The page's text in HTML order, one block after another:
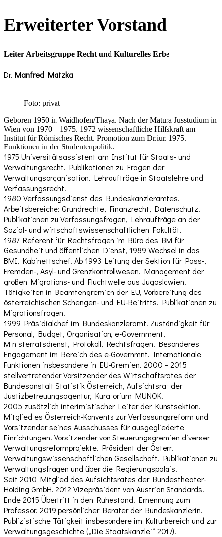
Erweiterter Vorstand
Leiter Arbeitsgruppe Recht und Kulturelles Erbe
Dr. Manfred Matzka
Foto: privat
Geboren 1950 in Waidhofen/Thaya. Nach der Matura Jusstudium in
Wien von 1970 – 1975. 1972 wissenschaftliche Hilfskraft am
Institut für Römisches Recht. Promotion zum Dr.iur. 1975.
Funktionen in der Studentenpolitik.
1975 Universitätsassistent am Institut für Staats- und
Verwaltungsrecht. Publikationen zu Fragen der
Verwaltungsorganisation. Lehraufträge in Staatslehre und
Verfassungsrecht.
1980 Verfassungsdienst des Bundeskanzleramtes.
Arbeitsbereiche: Grundrechte, Finanzrecht, Datenschutz.
Publikationen zu Verfassungsfragen, Lehraufträge an der
Sozial- und wirtschaftswissenschaftlichen Fakultät.
1987 Referent für Rechtsfragen im Büro des BM für
Gesundheit und öffentlichen Dienst, 1989 Wechsel in das
BMI, Kabinettschef. Ab 1993 Leitung der Sektion für Pass-,
Fremden-, Asyl- und Grenzkontrollwesen. Management der
großen Migrations- und Fluchtwelle aus Jugoslawien.
Tätigkeiten in Beamtengremien der EU, Vorbereitung des
österreichischen Schengen- und EU-Beitritts. Publikationen zu
Migrationsfragen.
1999 Präsidialchef im Bundeskanzleramt. Zuständigkeit für
Personal, Budget, Organisation, e-Government,
Ministerratsdienst, Protokoll, Rechtsfragen. Besonderes
Engagement im Bereich des e-Governmnt. Internationale
Funktionen insbesondere in EU-Gremien. 2000 – 2015
stellvertretender Vorsitzender des Wirtschaftsrates der
Bundesanstalt Statistik Österreich, Aufsichtsrat der
Justizbetreuungsagentur, Kuratorium MUNOK.
2005 zusätzlich interimistischer Leiter der Kunstsektion.
Mitglied es Österreich-Konvents zur Verfassungsreform und
Vorsitzender seines Ausschusses für ausgegliederte
Einrichtungen. Vorsitzender von Steuerungsgremien diverser
Verwaltungsreformprojekte. Präsident der Österr.
Verwaltungswissenschaftlichen Gesellschaft. Publikationen zu
Verwaltungsfragen und über die Regierungspalais.
Seit 2010 Mitglied des Aufsichtsrates der Bundestheater-
Holding GmbH. 2012 Vizepräsident von Austrian Standards.
Ende 2015 Übertritt in den Ruhestand. Ernennung zum
Professor. 2019 persönlicher Berater der Bundeskanzlerin.
Publizistische Tätigkeit insbesondere im Kulturbereich und zur
Verwaltungsgeschichte („Die Staatskanzlei“ 2017).